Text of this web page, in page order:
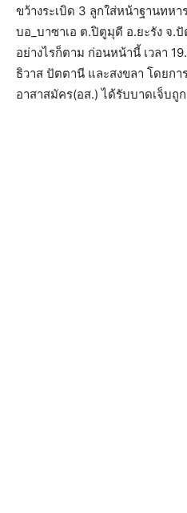
ขว้างระเบิด 3 ลูกใส่หน้าฐานทห
บอ_บาซาเอ ต.ปิตูมุดี อ.ยะรัง จ.
อย่างไรก็ตาม ก่อนหน้านี้ เวลา
ธิวาส ปัตตานี และสงขลา โดยกา
อาสาสมัคร(อส.) ได้รับบาดเจ็บถู